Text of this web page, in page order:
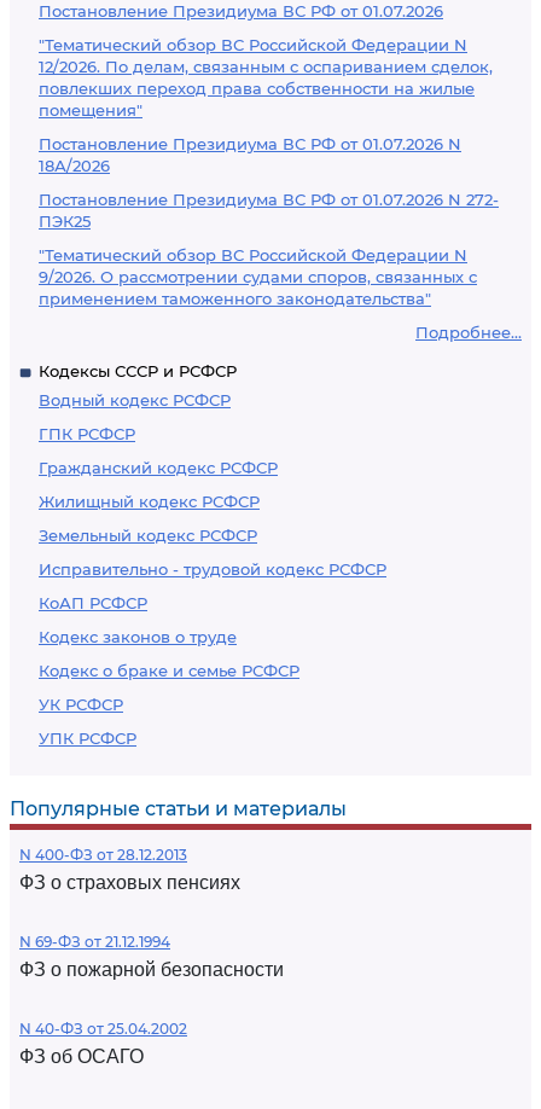
Постановление Президиума ВС РФ от 01.07.2026
"Тематический обзор ВС Российской Федерации N
12/2026. По делам, связанным с оспариванием сделок,
повлекших переход права собственности на жилые
помещения"
Постановление Президиума ВС РФ от 01.07.2026 N
18А/2026
Постановление Президиума ВС РФ от 01.07.2026 N 272-
ПЭК25
"Тематический обзор ВС Российской Федерации N
9/2026. О рассмотрении судами споров, связанных с
применением таможенного законодательства"
Подробнее...
Кодексы СССР и РСФСР
Водный кодекс РСФСР
ГПК РСФСР
Гражданский кодекс РСФСР
Жилищный кодекс РСФСР
Земельный кодекс РСФСР
Исправительно - трудовой кодекс РСФСР
КоАП РСФСР
Кодекс законов о труде
Кодекс о браке и семье РСФСР
УК РСФСР
УПК РСФСР
Популярные статьи и материалы
N 400-ФЗ от 28.12.2013
ФЗ о страховых пенсиях
N 69-ФЗ от 21.12.1994
ФЗ о пожарной безопасности
N 40-ФЗ от 25.04.2002
ФЗ об ОСАГО